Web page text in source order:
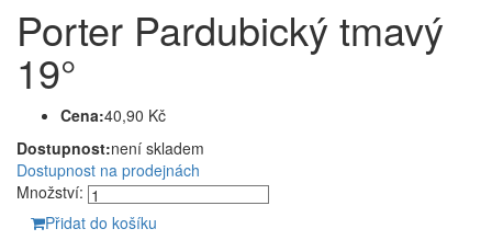
Porter Pardubický tmavý
19°
Cena:40,90 Kč
Dostupnost:není skladem
Dostupnost na prodejnách
Množství:
Přidat do košíku